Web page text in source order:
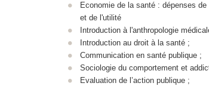
Economie de la santé : dépenses
et de l'utilité
Introduction à l'anthropologie
Introduction au droit à la santé ;
Communication en santé publique ;
Sociologie du comportement et
Evaluation de l’action publique ;